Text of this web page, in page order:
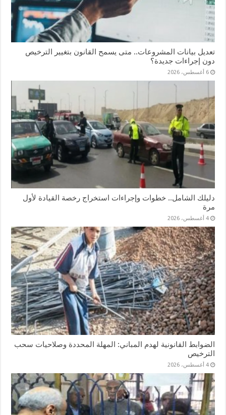
تعديل بيانات المشروعات.. متى يسمح القانون بتغيير الترخيص
دون إجراءات جديدة؟
6 أغسطس، 2026
دليلك الشامل.. خطوات وإجراءات استخراج رخصة القيادة لأول
مرة
4 أغسطس، 2026
الضوابط القانونية لهدم المباني: المهلة المحددة وصلاحيات سحب
الترخيص
4 أغسطس، 2026